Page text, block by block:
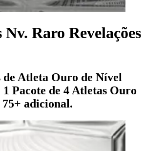
Raro Revelações
Atleta Ouro de Nível
Pacote de 4 Atletas Ouro
adicional.